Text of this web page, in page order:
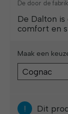
De door de
De Dalton is
comfort en
Maak een
! Dit